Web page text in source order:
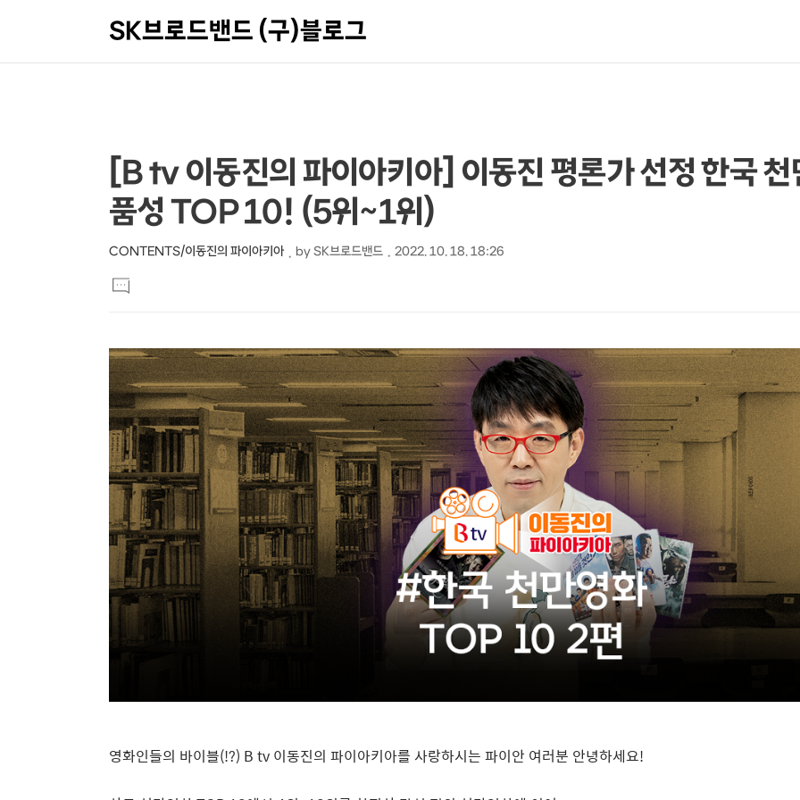
SK브로드밴드 (구)블로그
상
세
컨
텐
츠
본
문
제
목
[B tv 이동진의 파이아키아] 이동진 평론가 선정 한국 천
품성 TOP 10! (5위~1위)
CONTENTS/이동진의 파이아키아 by SK브로드밴드 2022. 10. 18. 18:26
문
댓
글
영화인들의 바이블(!?) B tv 이동진의 파이아키아를 사랑하시는 파이안 여러분 안녕하세요!